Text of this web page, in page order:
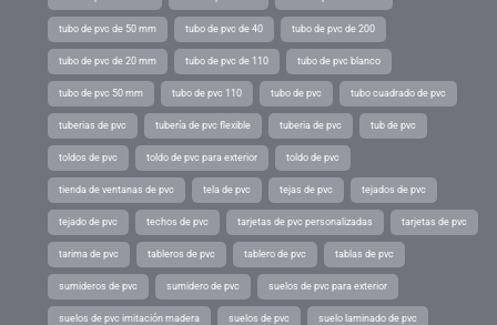
tubo de pvc de 50 mm tubo de pvc de 40 tubo de pvc de 200
tubo de pvc de 20 mm tubo de pvc de 110 tubo de pvc blanco
tubo de pvc 50 mm tubo de pvc 110 tubo de pvc tubo cuadrado de pvc
tuberias de pvc tubería de pvc flexible tuberia de pvc tub de pvc
toldos de pvc toldo de pvc para exterior toldo de pvc
tienda de ventanas de pvc tela de pvc tejas de pvc tejados de pvc
tejado de pvc techos de pvc tarjetas de pvc personalizadas tarjetas de pvc
tarima de pvc tableros de pvc tablero de pvc tablas de pvc
sumideros de pvc sumidero de pvc suelos de pvc para exterior
suelos de pvc imitación madera suelos de pvc suelo laminado de pvc